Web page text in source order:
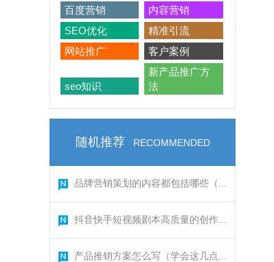
百度营销
内容营销
SEO优化
精准引流
网站推广
客户案例
seo知识
新产品推广方
法
随机推荐 RECOMMENDED
品牌营销策划的内容都包括哪些（...
抖音快手短视频剧本高质量的创作...
产品推销方案怎么写（学会这几点...